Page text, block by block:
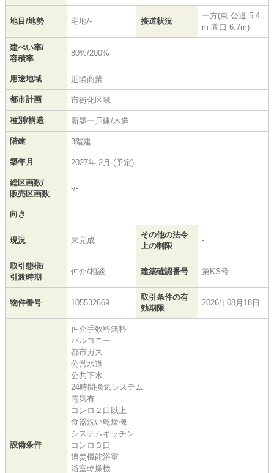
地目/地勢 宅地/- 接道状況
一方(東 公道 5.4
m 間口 6.7m)
建ぺい率/
容積率
80%/200%
用途地域 近隣商業
都市計画 市街化区域
種別/構造 新築一戸建/木造
階建 3階建
築年月 2027年 2月 (予定)
総区画数/
販売区画数
-/-
向き -
現況 未完成
その他の法令
上の制限
-
取引態様/
引渡時期
仲介/相談 建築確認番号 第KS号
物件番号 105532669
取引条件の有
効期限
2026年08月18日
設備条件
仲介手数料無料
バルコニー
都市ガス
公営水道
公共下水
24時間換気システム
電気有
コンロ２口以上
食器洗い乾燥機
システムキッチン
コンロ３口
追焚機能浴室
浴室乾燥機